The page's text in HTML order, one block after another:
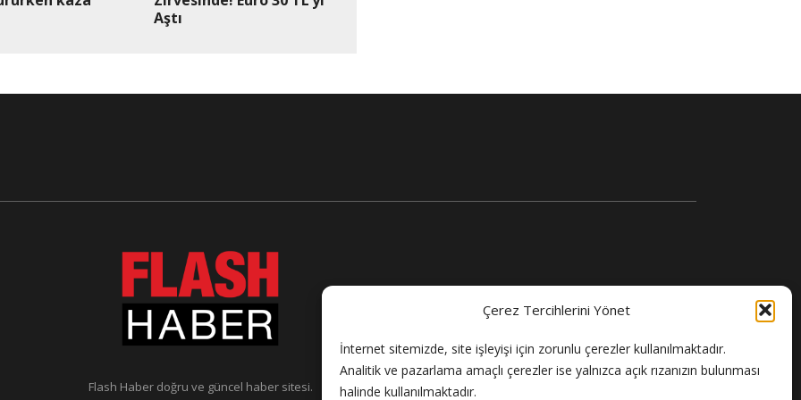
Çerez Tercihlerini Yönet
İnternet sitemizde, site işleyişi için zorunlu çerezler kullanılmaktadır.
Analitik ve pazarlama amaçlı çerezler ise yalnızca açık rızanızın bulunması
halinde kullanılmaktadır.
Aştı
Flash Haber doğru ve güncel haber sitesi.